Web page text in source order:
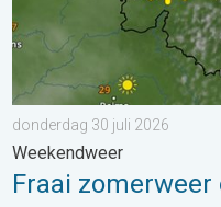
donderdag 30 juli 2026
Weekendweer
Fraai